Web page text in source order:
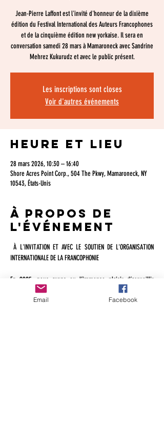
Jean-Pierre Laffont est l'invité d'honneur de la dixième
édition du Festival International des Auteurs Francophones
et de la cinquième édition new yorkaise. Il sera en
conversation samedi 28 mars à Mamaroneck avec Sandrine
Mehrez Kukurudz et avec le public présent.
Les inscriptions sont closes
Voir d'autres événements
Heure et lieu
28 mars 2026, 10:30 – 16:40
Shore Acres Point Corp., 504 The Pkwy, Mamaroneck, NY
10543, États-Unis
À propos de
l'événement
À L'INVITATION ET AVEC LE SOUTIEN DE L'ORGANISATION
INTERNATIONALE DE LA FRANCOPHONIE
En 2025, nous avons eu l’immense plaisir d’accueillir
Jean-Pierre Laffont en tant que
membre d’honneur de
Rencontre des Auteurs Francophones.
Email Facebook